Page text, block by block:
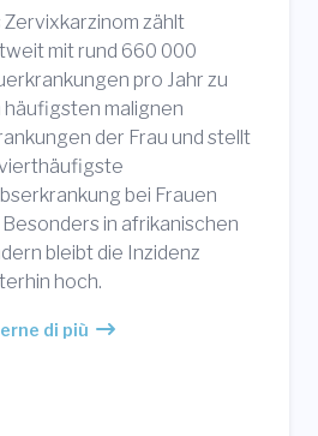
Zervixkarzinom zählt
mit rund 660 000
pro Jahr zu
häufigsten malignen
der Frau und stellt
bei Frauen
Besonders in afrikanischen
bleibt die Inzidenz
hoch.
di più